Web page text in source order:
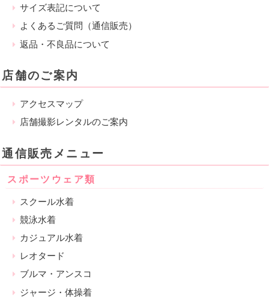
サイズ表記について
よくあるご質問（通信販売）
返品・不良品について
店舗のご案内
アクセスマップ
店舗撮影レンタルのご案内
通信販売メニュー
スポーツウェア類
スクール水着
競泳水着
カジュアル水着
レオタード
ブルマ・アンスコ
ジャージ・体操着